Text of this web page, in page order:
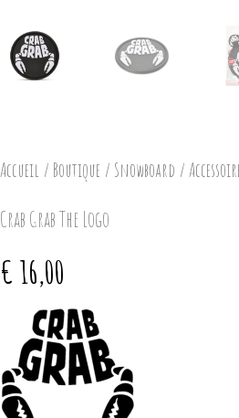
Accueil / Boutique / Snowboard /
Crab Grab The Logo
€ 16,00